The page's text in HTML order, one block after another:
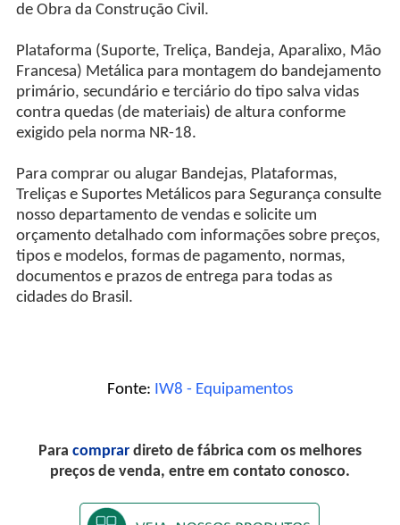
de Obra da Construção Civil.
Plataforma (Suporte, Treliça, Bandeja, Aparalixo, Mão
Francesa) Metálica para montagem do bandejamento
primário, secundário e terciário do tipo salva vidas
contra quedas (de materiais) de altura conforme
exigido pela norma NR-18.
Para comprar ou alugar Bandejas, Plataformas,
Treliças e Suportes Metálicos para Segurança consulte
nosso departamento de vendas e solicite um
orçamento detalhado com informações sobre preços,
tipos e modelos, formas de pagamento, normas,
documentos e prazos de entrega para todas as
cidades do Brasil.
Fonte: IW8 - Equipamentos
Para comprar direto de fábrica com os melhores
preços de venda, entre em contato conosco.